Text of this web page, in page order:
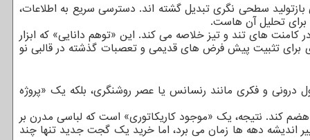
بازتولید سطحی نگری تبدیل گشته اند. دسترسی سریع به اطلاعات،
برای تحلیل آن هاست.
کامنت های تند و تیز خلاصه می کند. این «توهم دانایی» که ابزار
برای تثبیت پیش فرض های قدیمی و تعصبات گذشته در قالبی نو
و فکری مانند رنسانس یا عصر روشنگری، بلکه یک «پروژه
کند. نتیجه، یک «موجود کاریکاتوری» است که لباسی مدرن بر
اندیشه دهه ها زمان می برد، اما خرید یک گجت جدید تنها چند